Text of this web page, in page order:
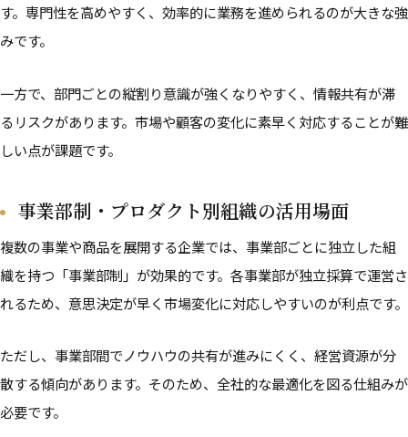
す。専門性を高めやすく、効率的に業務を進められるのが大きな強
みです。
一方で、部門ごとの縦割り意識が強くなりやすく、情報共有が滞
るリスクがあります。市場や顧客の変化に素早く対応することが難
しい点が課題です。
事業部制・プロダクト別組織の活用場面
複数の事業や商品を展開する企業では、事業部ごとに独立した組
織を持つ「事業部制」が効果的です。各事業部が独立採算で運営さ
れるため、意思決定が早く市場変化に対応しやすいのが利点です。
ただし、事業部間でノウハウの共有が進みにくく、経営資源が分
散する傾向があります。そのため、全社的な最適化を図る仕組みが
必要です。